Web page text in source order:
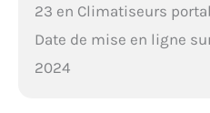
23 en Climatiseurs
Date de mise en ligne
2024